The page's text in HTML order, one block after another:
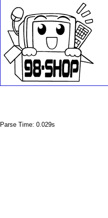
Parse Time: 0.029s